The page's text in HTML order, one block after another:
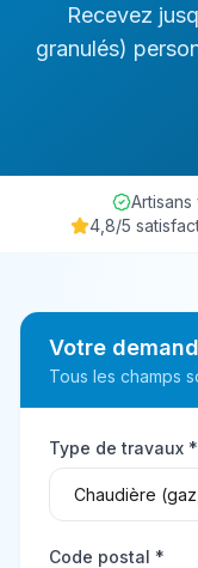
Recevez
granulés)
4,8/5
Votre
Tous les champs
Type de travaux *
Code postal *